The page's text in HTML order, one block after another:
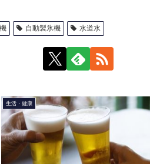
自動製氷機 水道水
生活・健康